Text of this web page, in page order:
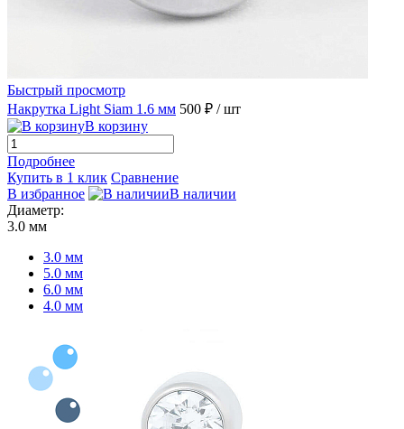
Быстрый просмотр
Накрутка Light Siam 1.6 мм 500 ₽ / шт
В корзину
Подробнее
Купить в 1 клик Сравнение
В избранное
В наличии
Диаметр:
3.0 мм
3.0 мм
5.0 мм
6.0 мм
4.0 мм